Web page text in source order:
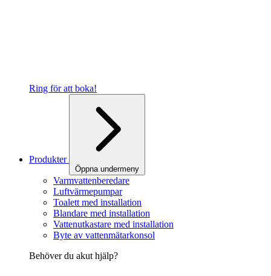
Ring för att boka!
Produkter
Öppna undermeny
Varmvattenberedare
Luftvärmepumpar
Toalett med installation
Blandare med installation
Vattenutkastare med installation
Byte av vattenmätarkonsol
Behöver du akut hjälp?